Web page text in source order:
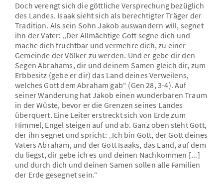
Doch verengt sich die göttliche Versprechung bezüglich
des Landes. Isaak sieht sich als berechtigter Träger der
Tradition. Als sein Sohn Jakob auswandern will, segnet
ihn der Vater: „Der Allmächtige Gott segne dich und
mache dich fruchtbar und vermehre dich, zu einer
Gemeinde der Völker zu werden. Und er gebe dir den
Segen Abrahams, dir und deinem Samen gleich dir, zum
Erbbesitz (gebe er dir) das Land deines Verweilens,
welches Gott dem Abraham gab“ (Gen 28, 3-4). Auf
seiner Wanderung hat Jakob einen wunderbaren Traum
in der Wüste, bevor er die Grenzen seines Landes
überquert. Eine Leiter erstreckt sich von Erde zum
Himmel, Engel steigen auf und ab. Ganz oben steht Gott,
der ihn segnet und spricht: „Ich bin Gott, der Gott deines
Vaters Abraham, und der Gott Isaaks, das Land, auf dem
du liegst, dir gebe ich es und deinen Nachkommen [...]
und durch dich und deinen Samen sollen alle Familien
der Erde gesegnet sein.“